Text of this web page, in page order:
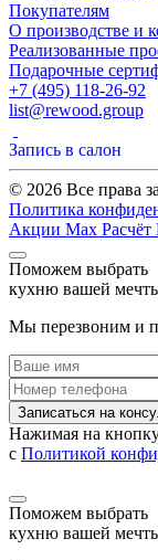
Покупателям
О производстве и
Реализованные
Подарочные
+7 (495) 118-26-92
list@rewood.group
Запись в салон
© 2026 Все права
Политика
Акции Max Расчёт
Поможем выбрать
кухню вашей
Мы перезвоним и
Нажимая на
с Политикой
Поможем выбрать
кухню вашей